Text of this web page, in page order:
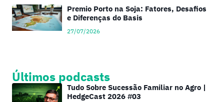
Premio Porto na Soja: Fatores, Desafios
e Diferenças do Basis
27/07/2026
Últimos podcasts
Tudo Sobre Sucessão Familiar no Agro |
HedgeCast 2026 #03